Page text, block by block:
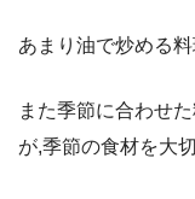
あまり油で炒める料
また季節に合わせ
が,季節の食材を大